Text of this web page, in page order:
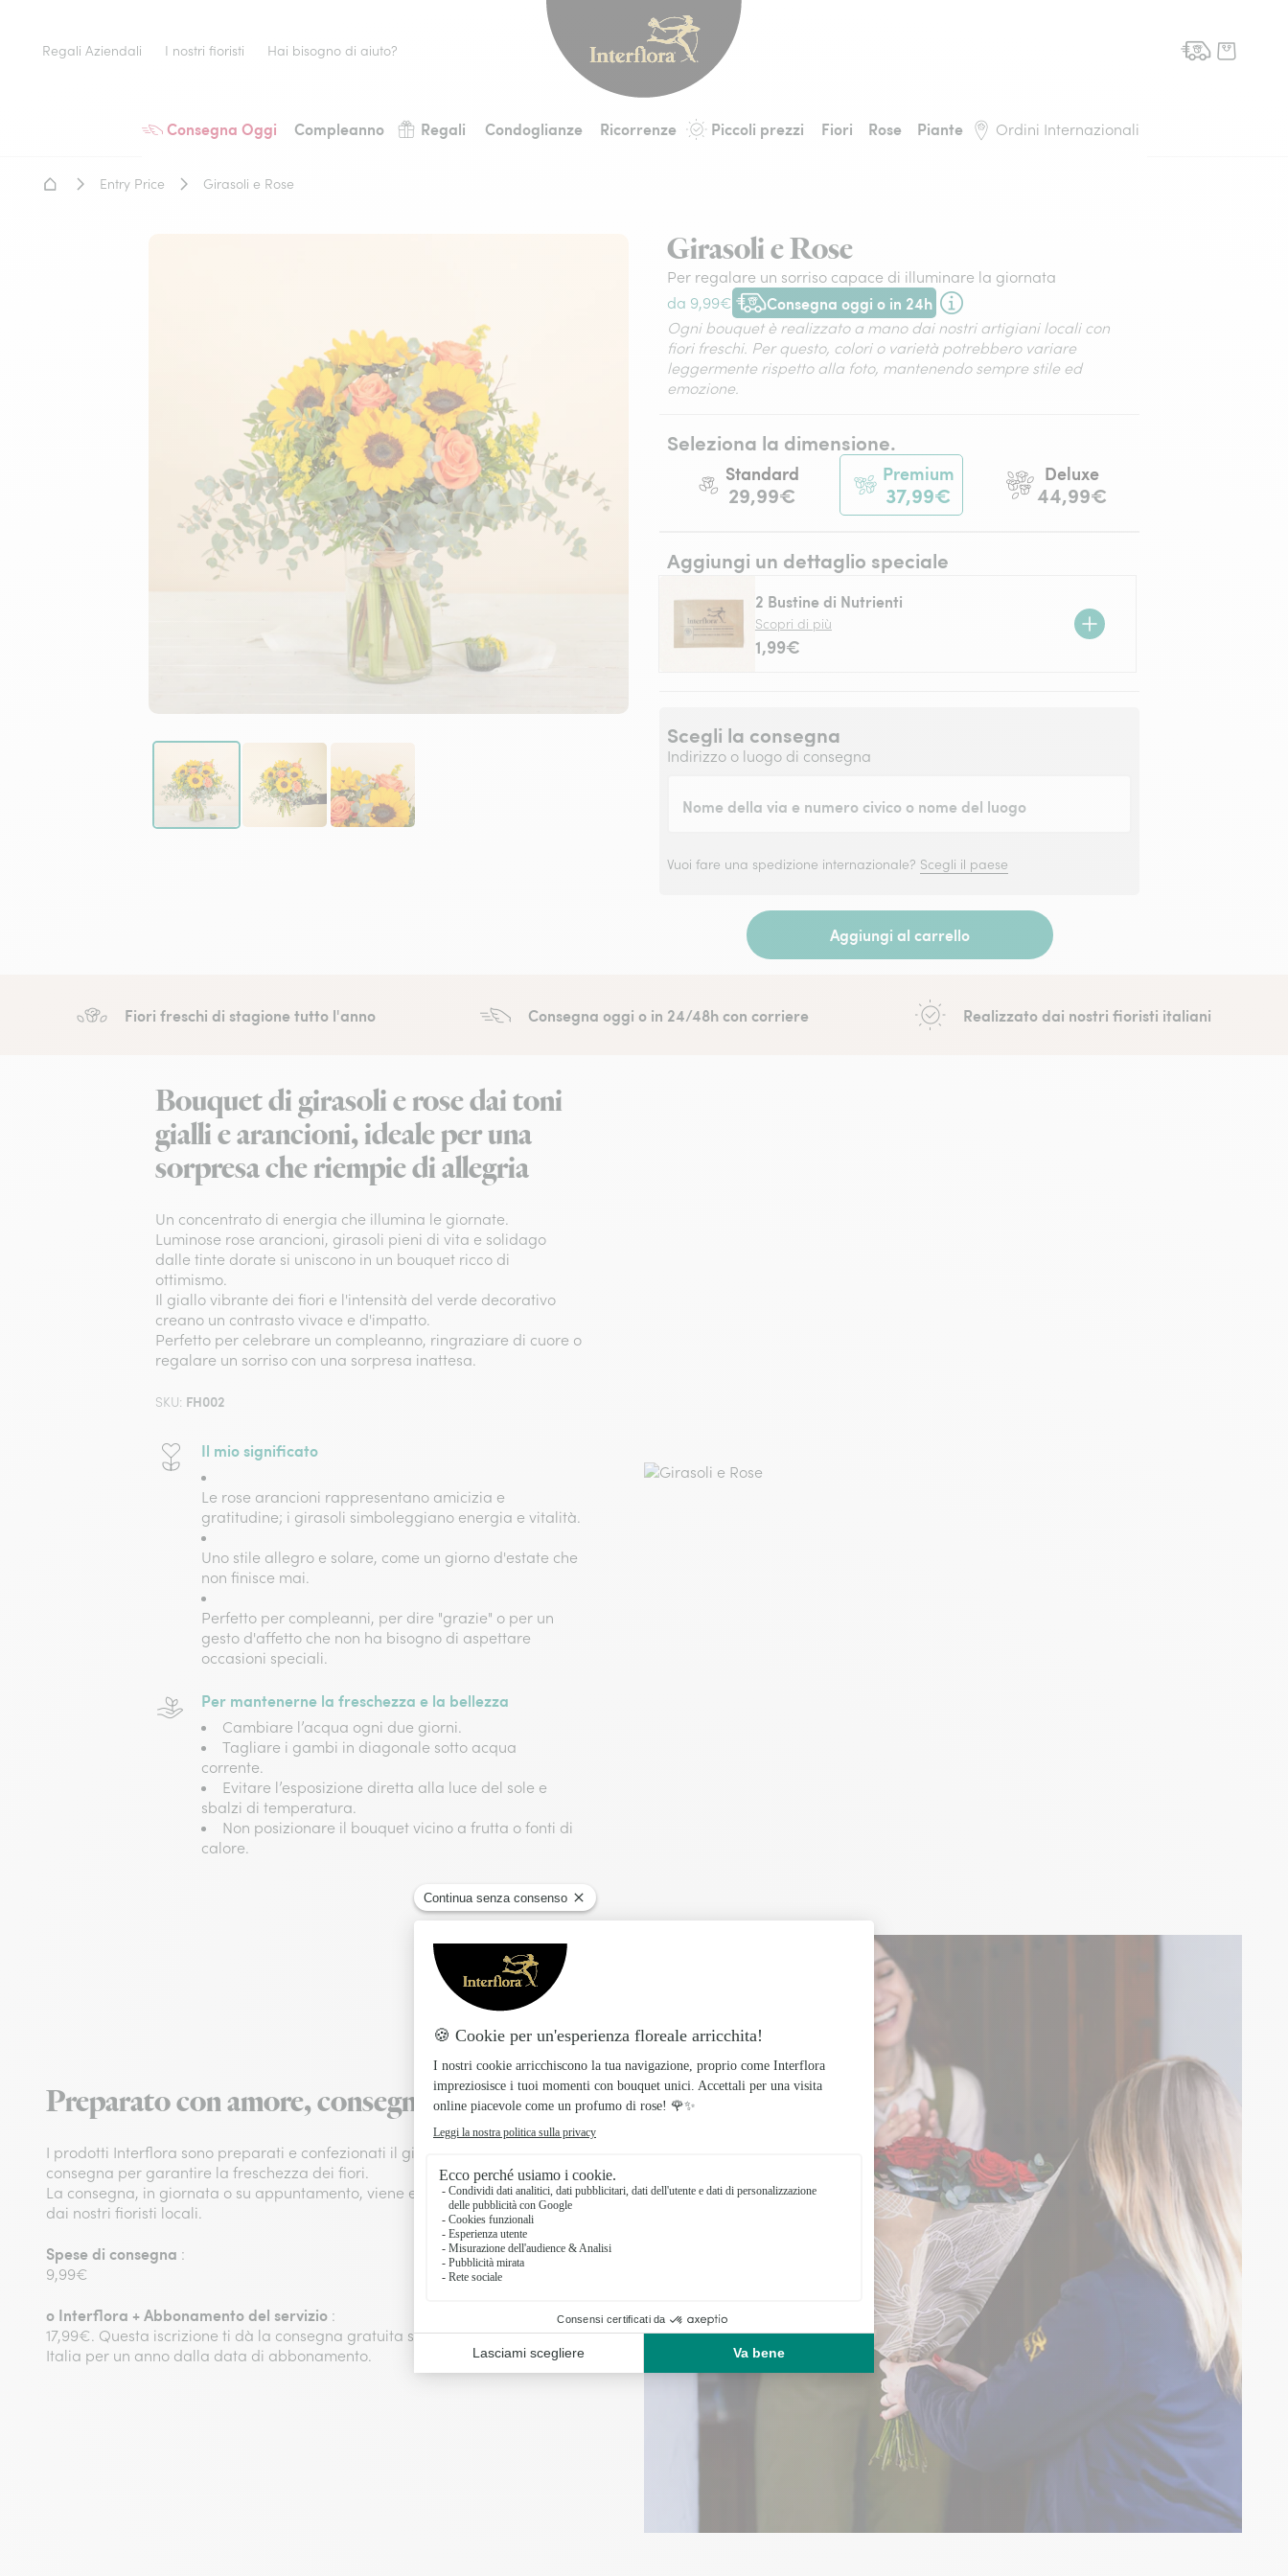
Consegna Oggi Compleanno Regali Condoglianze Ricorrenze Piccoli prezzi Fiori Rose Piante Ordini Internazionali
Regali Aziendali I nostri fioristi Hai bisogno di aiuto?
Home - Fiori a domicilio
Entry Price Girasoli e Rose
Girasoli e Rose
Per regalare un sorriso capace di illuminare la giornata
da 9,99€
Consegna oggi o in 24h
Consegna a mano oggi tramite fiorista nelle grandi città o a partire da domani
Ogni bouquet è realizzato a mano dai nostri artigiani locali con
fiori freschi. Per questo, colori o varietà potrebbero variare
leggermente rispetto alla foto, mantenendo sempre stile ed
emozione.
Seleziona la dimensione.
Standard
29,99€
Premium
37,99€
Deluxe
44,99€
Aggiungi un dettaglio speciale
2 Bustine di Nutrienti
Scopri di più
1,99€
Scegli la consegna
Indirizzo o luogo di consegna
Nome della via e numero civico o nome del luogo
Vuoi fare una spedizione internazionale? Scegli il paese
Aggiungi al carrello
Fiori freschi di stagione tutto l'anno Consegna oggi o in 24/48h con corriere Realizzato dai nostri fioristi italiani
Bouquet di girasoli e rose dai toni
gialli e arancioni, ideale per una
sorpresa che riempie di allegria
Un concentrato di energia che illumina le giornate.
Luminose rose arancioni, girasoli pieni di vita e solidago
dalle tinte dorate si uniscono in un bouquet ricco di
ottimismo.
Il giallo vibrante dei fiori e l'intensità del verde decorativo
creano un contrasto vivace e d'impatto.
Perfetto per celebrare un compleanno, ringraziare di cuore o
regalare un sorriso con una sorpresa inattesa.
SKU: FH002
Il mio significato
Le rose arancioni rappresentano amicizia e
gratitudine; i girasoli simboleggiano energia e vitalità.
Uno stile allegro e solare, come un giorno d'estate che
non finisce mai.
Perfetto per compleanni, per dire "grazie" o per un
gesto d'affetto che non ha bisogno di aspettare
occasioni speciali.
Per mantenerne la freschezza e la bellezza
Cambiare l’acqua ogni due giorni.
Tagliare i gambi in diagonale sotto acqua
corrente.
Evitare l’esposizione diretta alla luce del sole e
sbalzi di temperatura.
Non posizionare il bouquet vicino a frutta o fonti di
calore.
Preparato con amore, consegnato con cura!
I prodotti Interflora sono preparati e confezionati il giorno stesso della
consegna per garantire la freschezza dei fiori.
La consegna, in giornata o su appuntamento, viene effettuata direttamente
dai nostri fioristi locali.
Spese di consegna :
9,99€
o Interflora + Abbonamento del servizio :
17,99€. Questa iscrizione ti dà la consegna gratuita su tutti i tuoi ordini in
Italia per un anno dalla data di abbonamento.